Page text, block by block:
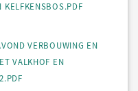
KELFKENSBOS.PDF
VERBOUWING EN
VALKHOF EN